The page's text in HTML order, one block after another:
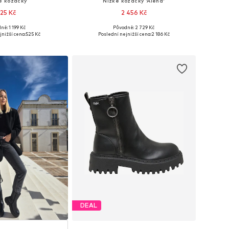
Kč
39, 40, 41
1 199 Kč
cena:525 Kč
2 456 Kč
Dostupné v mnoha velikostech
Původně: 2 729 Kč
Poslední nejnižší cena:2 186 Kč
DEAL